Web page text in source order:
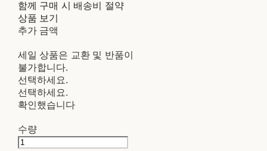
함께 구매 시 배송비 절약
상품 보기
추가 금액
세일 상품은 교환 및 반품이
불가합니다.
선택하세요.
선택하세요.
확인했습니다
수량